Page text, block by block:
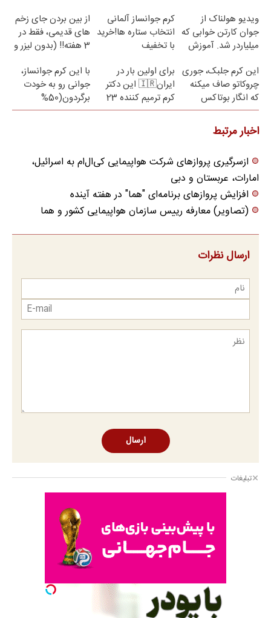
ویدیو هولناک از
جوان کارتن خوابی که
میلیاردر شد. آموزش
کرم جوانساز آلمانی
انتخاب ستاره ها!خرید
با تخفیف
از بین بردن جای زخم
های قدیمی، فقط در
3 هفته!! (بدون لیزر و
این کرم جلبک، جوری
چروکاتو صاف میکنه
که انگار بوتاکس
کردی!(تخفیف ویژه)
برای اولین بار در
ایران🇮🇷 این دکتر
کرم ترمیم کننده 23
روزه ساخت!
با این کرم جوانساز،
جوانی رو به خودت
برگردون(50%
تخفیف)
اخبار مرتبط
ازسرگیری پروازهای شرکت هواپیمایی کی‌ال‌ام به اسرائیل،
امارات، عربستان و دبی
افزایش پروازهای برنامه‌ای "هما" در هفته آینده
(تصاویر) معارفه رییس سازمان هواپیمایی کشور و هما
ارسال نظرات
ارسال
تبلیغات